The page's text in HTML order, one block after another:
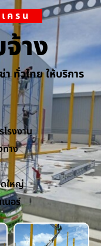
ครน
าง
า ทั่วไทย ให้บริการ
รงงาน
าง
ใหญ่
นอร์